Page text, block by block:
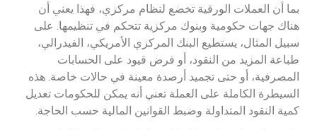
بما أن العملات الورقية تخضع لنظام مركزي، فهذا يعني أن
هناك جهات حكومية وبنوك مركزية تتحكم في تنظيمها. على
سبيل المثال، يستطيع البنك المركزي الأمريكي، الفيدرالي،
طباعة المزيد من النقود، أو فرض قيود على الحسابات
المصرفية، أو حتى تجميد أرصدة معينة في حالات خاصة. هذه
السيطرة الكاملة على العملة تعني أنه يمكن للحكومات تعديل
كمية النقود المتداولة وضبط القوانين المالية حسب الحاجة.